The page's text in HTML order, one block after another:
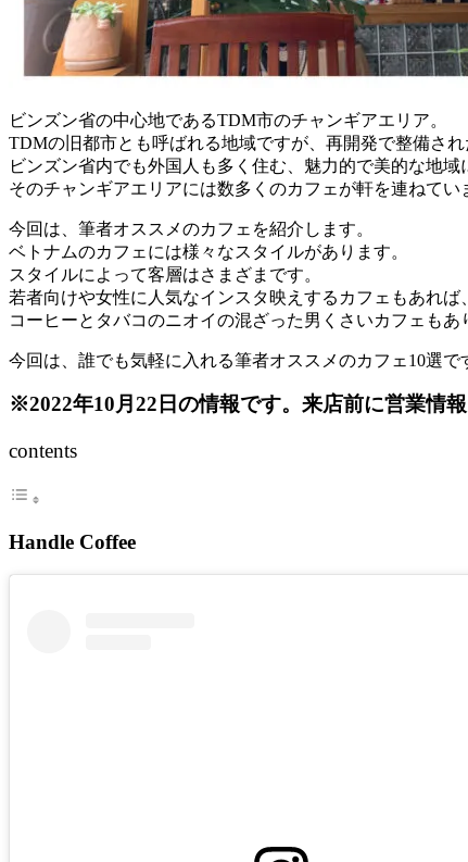
ビンズン省の中心地であるTDM市のチャンギアエリア。
TDMの旧都市とも呼ばれる地域ですが、再開発で整備され
ビンズン省内でも外国人も多く住む、魅力的で美的な地域
そのチャンギアエリアには数多くのカフェが軒を連ねてい
今回は、筆者オススメのカフェを紹介します。
ベトナムのカフェには様々なスタイルがあります。
スタイルによって客層はさまざまです。
若者向けや女性に人気なインスタ映えするカフェもあれば、
コーヒーとタバコのニオイの混ざった男くさいカフェもあ
今回は、誰でも気軽に入れる筆者オススメのカフェ10選で
※2022年10月22日の情報です。来店前に営業情報
contents
Handle Coffee